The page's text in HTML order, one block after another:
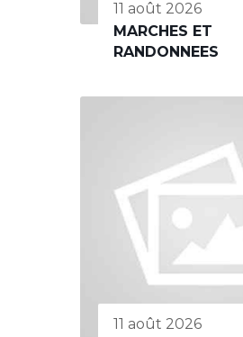
11 août 2026
MARCHES ET
RANDONNEES
11 août 2026